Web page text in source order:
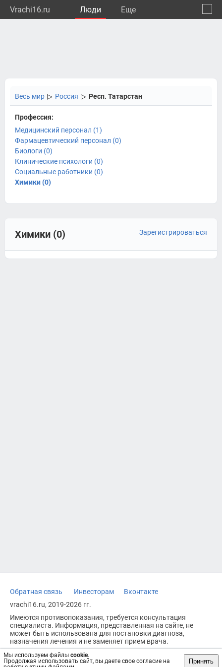
Vrachi16.ru Люди Eще
Мы используем файлы cookie.
Продолжая использовать сайт, вы даете свое согласие на
Принять
Весь мир ▷ Россия ▷ Респ. Татарстан
Профессия:
Медицинский персонал (1)
Фармацевтический персонал (0)
Биологи (0)
Клинические психологи (0)
Социальные работники (0)
Химики (0)
Химики (0) Зарегистрироваться
Обратная связь Инвесторам
Вконтакте
vrachi16.ru, 2019-2026 гг.
Имеются противопоказания, требуется консультация
специалиста. Информация, представленная на сайте, не
может быть использована для постановки диагноза,
назначения лечения и не заменяет прием врача.
Возрастное ограничение: 18+